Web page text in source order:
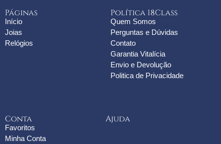
Páginas
Início
Joias
Relógios
Política 18Class
Quem Somos
Perguntas e Dúvidas
Contato
Garantia Vitalícia
Envio e Devolução
Politica de Privacidade
Conta
Favoritos
Minha Conta
Ajuda